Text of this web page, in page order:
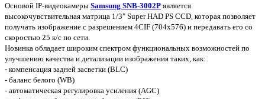
Основой IP-видеокамеры Samsung SNB-3002P является
высокочувствительная матрица 1/3" Super HAD PS CCD, которая позволяет
получать изображение с разрешением 4CIF (704x576) и передавать его со
скоростью 25 к/с по сети.
Новинка обладает широким спектром функциональных возможностей по
улучшению качества и детализации изображения таких, как:
- компенсация задней засветки (BLC)
- баланс белого (WB)
- автоматическая регулировка усиления (AGC)